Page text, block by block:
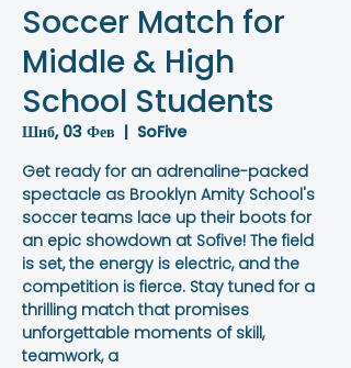
Soccer Match for
Middle & High
School Students
Шнб, 03 Фев
  |
SoFive
Get ready for an adrenaline-packed
spectacle as Brooklyn Amity School's
soccer teams lace up their boots for
an epic showdown at Sofive! The field
is set, the energy is electric, and the
competition is fierce. Stay tuned for a
thrilling match that promises
unforgettable moments of skill,
teamwork, a